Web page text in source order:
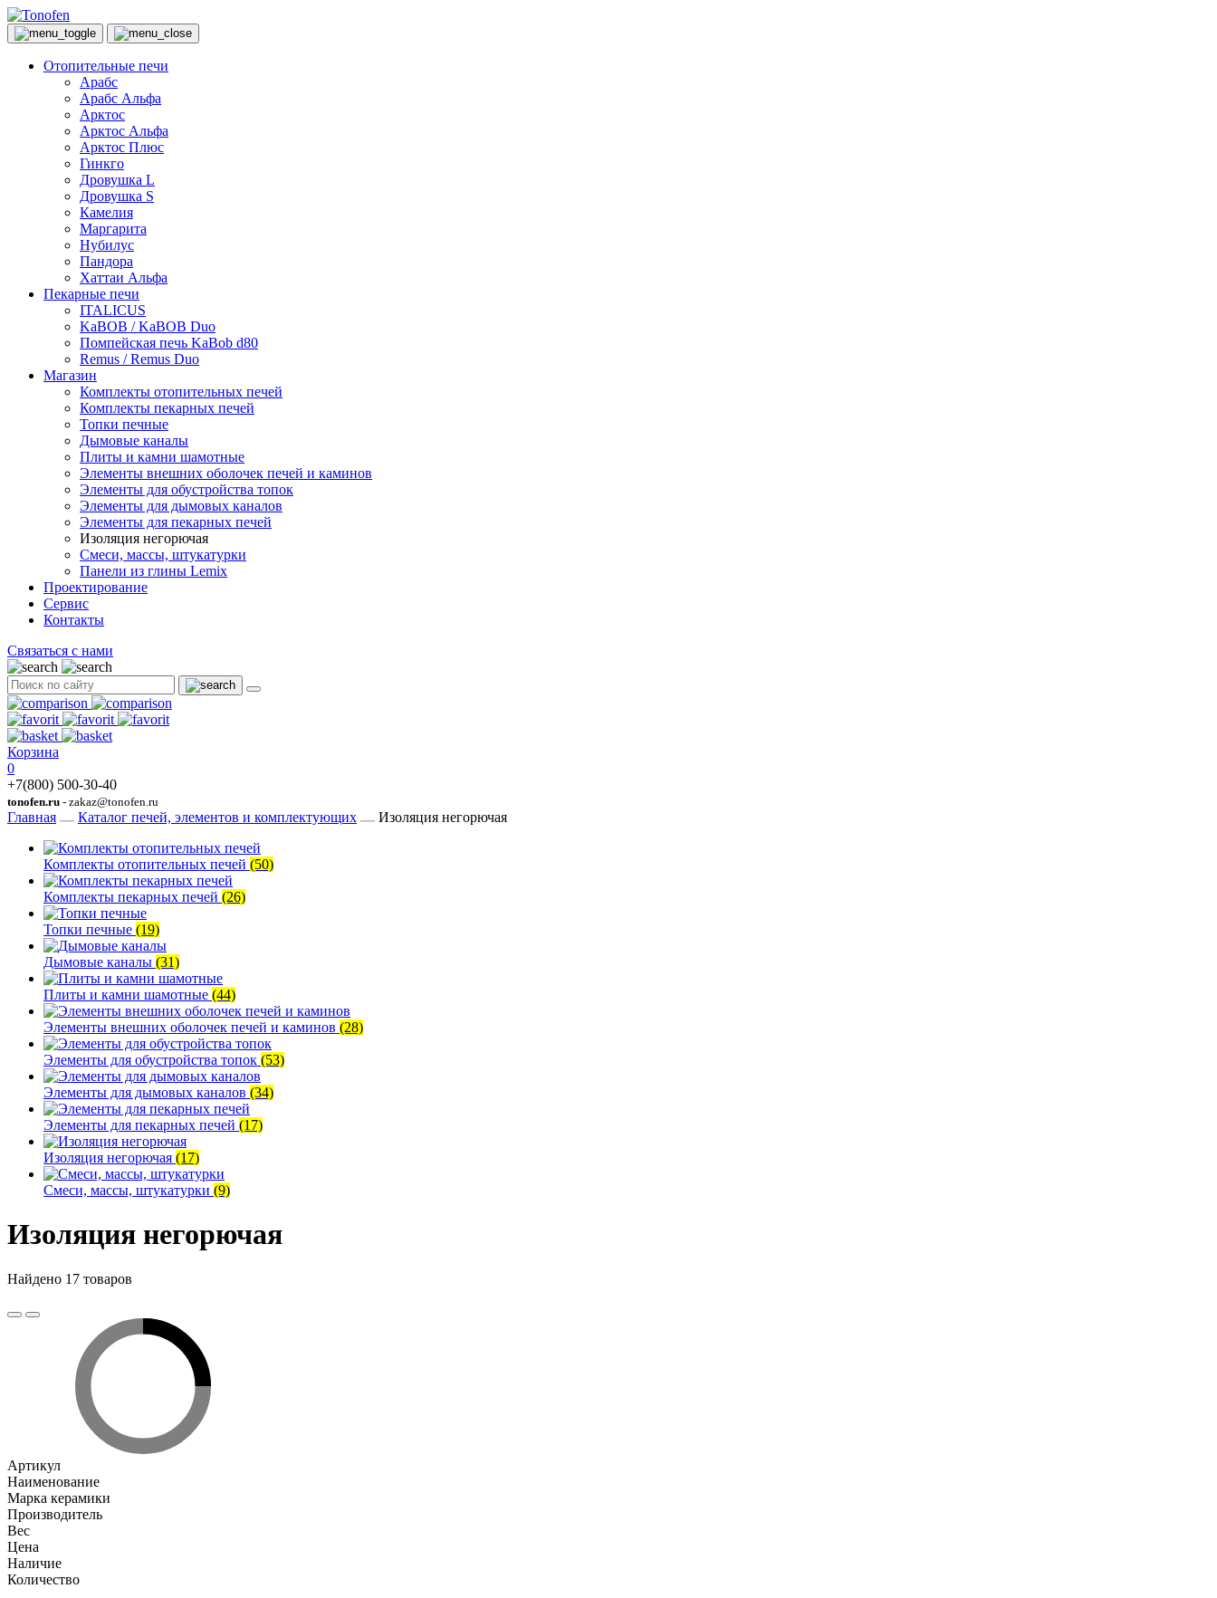
Отопительные печи
Арабс
Арабс Альфа
Арктос
Арктос Альфа
Арктос Плюс
Гинкго
Дровушка L
Дровушка S
Камелия
Маргарита
Нубилус
Пандора
Хаттаи Альфа
Пекарные печи
ITALICUS
KaBOB / KaBOB Duo
Помпейская печь KaBob d80
Remus / Remus Duo
Магазин
Комплекты отопительных печей
Комплекты пекарных печей
Топки печные
Дымовые каналы
Плиты и камни шамотные
Элементы внешних оболочек печей и каминов
Элементы для обустройства топок
Элементы для дымовых каналов
Элементы для пекарных печей
Изоляция негорючая
Смеси, массы, штукатурки
Панели из глины Lemix
Проектирование
Сервис
Контакты
Связаться с нами
Корзина
0
+7(800) 500-30-40
tonofen.ru - zakaz@tonofen.ru
Главная Каталог печей, элементов и комплектующих Изоляция негорючая
Комплекты отопительных печей (50)
Комплекты пекарных печей (26)
Топки печные (19)
Дымовые каналы (31)
Плиты и камни шамотные (44)
Элементы внешних оболочек печей и каминов (28)
Элементы для обустройства топок (53)
Элементы для дымовых каналов (34)
Элементы для пекарных печей (17)
Изоляция негорючая (17)
Смеси, массы, штукатурки (9)
Изоляция негорючая
Найдено 17 товаров
Артикул
Наименование
Марка керамики
Производитель
Вес
Цена
Наличие
Количество